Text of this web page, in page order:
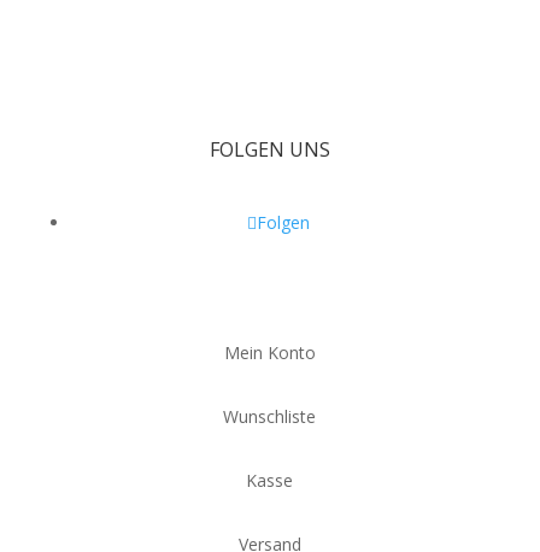
FOLGEN UNS
Folgen
Mein Konto
Wunschliste
Kasse
Versand